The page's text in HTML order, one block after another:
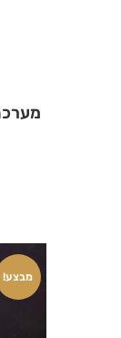
מבצע!